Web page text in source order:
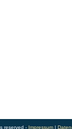
reserved - Impressum|